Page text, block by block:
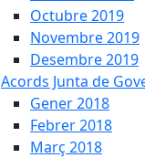
Octubre 2019
Novembre 2019
Desembre 2019
Acords Junta de
Gener 2018
Febrer 2018
Març 2018